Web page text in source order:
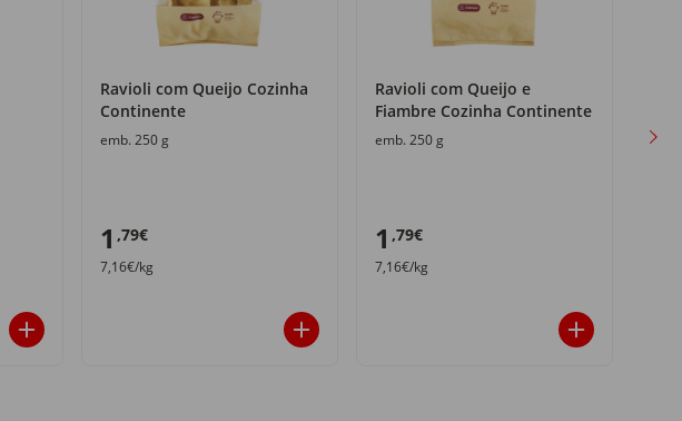
Ravioli com Queijo Cozinha
Continente
emb. 250 g
1 ,79€
7,16€/kg
Ravioli com Queijo e
Fiambre Cozinha Continente
emb. 250 g
1 ,79€
7,16€/kg